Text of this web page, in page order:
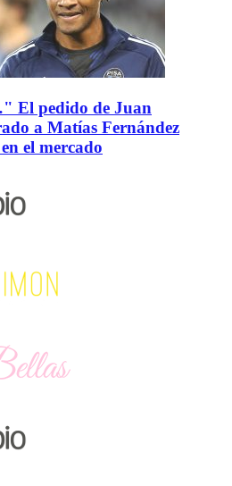
El pedido de Juan
a Matías Fernández
el mercado